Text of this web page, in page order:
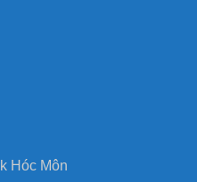
Hóc Môn